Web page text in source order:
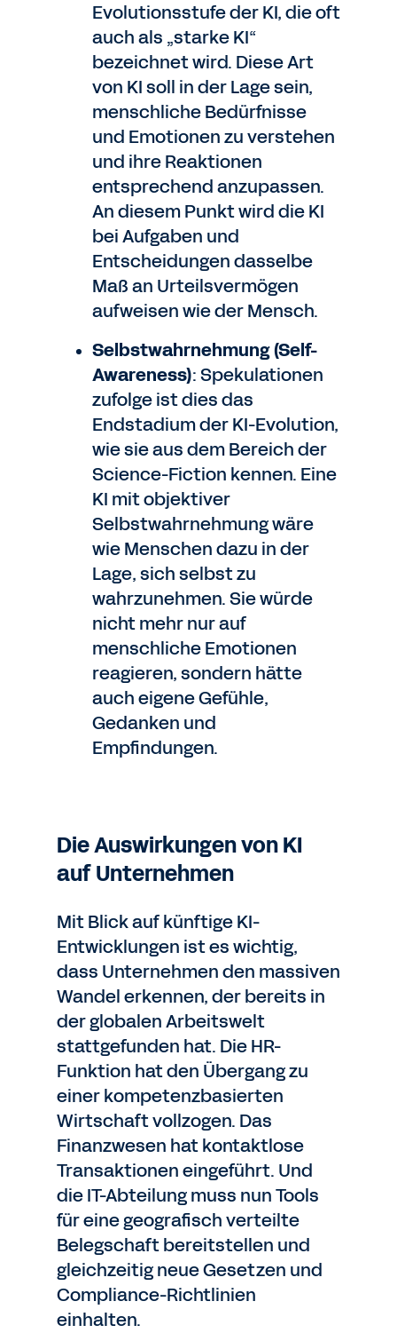
Evolutionsstufe der KI, die oft
auch als „starke KI“
bezeichnet wird. Diese Art
von KI soll in der Lage sein,
menschliche Bedürfnisse
und Emotionen zu verstehen
und ihre Reaktionen
entsprechend anzupassen.
An diesem Punkt wird die KI
bei Aufgaben und
Entscheidungen dasselbe
Maß an Urteilsvermögen
aufweisen wie der Mensch.
Selbstwahrnehmung (Self-
Awareness): Spekulationen
zufolge ist dies das
Endstadium der KI-Evolution,
wie sie aus dem Bereich der
Science-Fiction kennen. Eine
KI mit objektiver
Selbstwahrnehmung wäre
wie Menschen dazu in der
Lage, sich selbst zu
wahrzunehmen. Sie würde
nicht mehr nur auf
menschliche Emotionen
reagieren, sondern hätte
auch eigene Gefühle,
Gedanken und
Empfindungen.
Die Auswirkungen von KI
auf Unternehmen
Mit Blick auf künftige KI-
Entwicklungen ist es wichtig,
dass Unternehmen den massiven
Wandel erkennen, der bereits in
der globalen Arbeitswelt
stattgefunden hat. Die HR-
Funktion hat den Übergang zu
einer kompetenzbasierten
Wirtschaft vollzogen. Das
Finanzwesen hat kontaktlose
Transaktionen eingeführt. Und
die IT-Abteilung muss nun Tools
für eine geografisch verteilte
Belegschaft bereitstellen und
gleichzeitig neue Gesetzen und
Compliance-Richtlinien
einhalten.